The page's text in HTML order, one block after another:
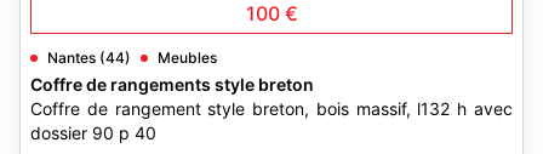
100 €
Nantes (44) Meubles
Coffre de rangements style breton
Coffre de rangement style breton, bois massif, l132 h avec
dossier 90 p 40